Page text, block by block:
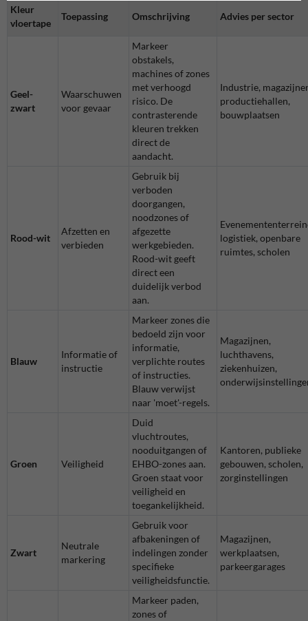
Kleur
vloertape
Toepassing Omschrijving Advies per sector
Geel-
zwart
Waarschuwen
voor gevaar
Markeer
obstakels,
machines of zones
met verhoogd
risico. De
contrasterende
kleuren trekken
direct de
aandacht.
Industrie,
productiehallen,
bouwplaatsen
Rood-wit
Afzetten en
verbieden
Gebruik bij
verboden
doorgangen,
noodzones of
afgezette
werkgebieden.
Rood-wit geeft
direct een
duidelijk verbod
aan.
logistiek, openbare
ruimtes, scholen
Blauw
Informatie of
instructie
Markeer zones die
bedoeld zijn voor
informatie,
verplichte routes
of instructies.
Blauw verwijst
naar 'moet'-regels.
Magazijnen,
luchthavens,
ziekenhuizen,
Groen Veiligheid
Duid
vluchtroutes,
nooduitgangen of
EHBO-zones aan.
Groen staat voor
veiligheid en
toegankelijkheid.
Kantoren, publieke
gebouwen, scholen,
zorginstellingen
Zwart
Neutrale
markering
Gebruik voor
afbakeningen of
indelingen zonder
specifieke
veiligheidsfunctie.
Magazijnen,
werkplaatsen,
parkeergarages
Markeer paden,
zones of